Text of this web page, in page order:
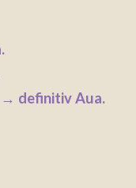
definitiv Aua.